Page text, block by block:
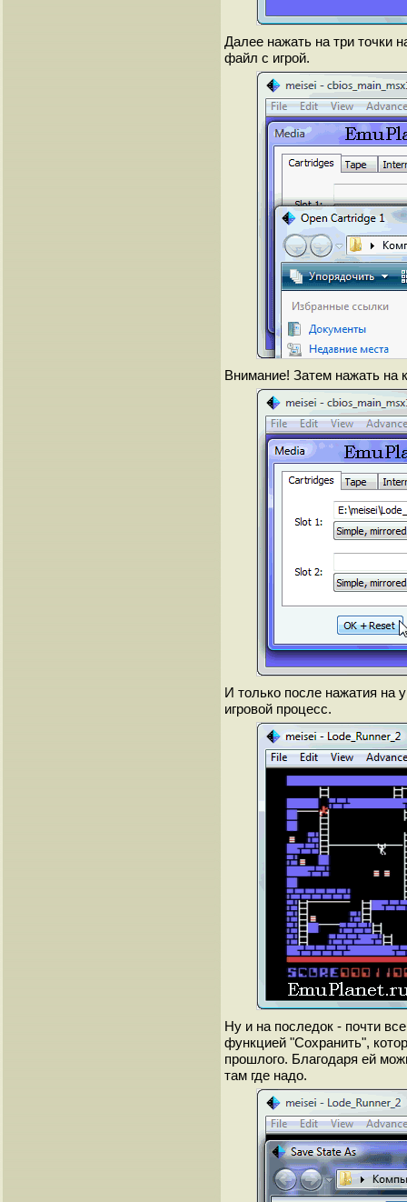
Далее нажать на три точки
файл с игрой.
Внимание! Затем нажать на
И только после нажатия на
игровой процесс.
Ну и на последок - почти
функцией "Сохранить",
прошлого. Благодаря ей
там где надо.